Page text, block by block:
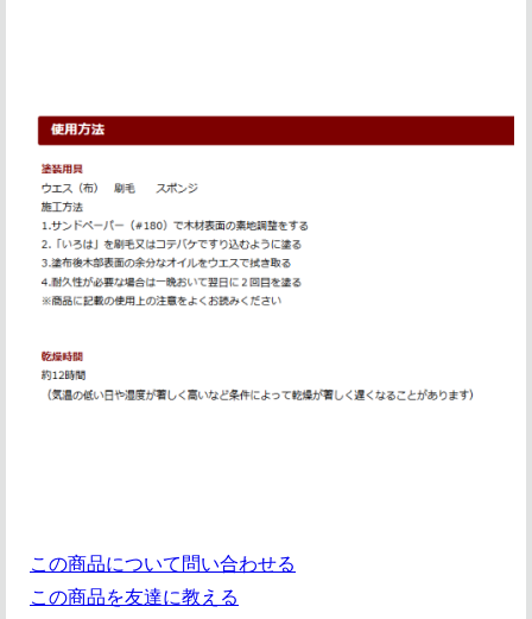
この商品について問い合わせる
この商品を友達に教える